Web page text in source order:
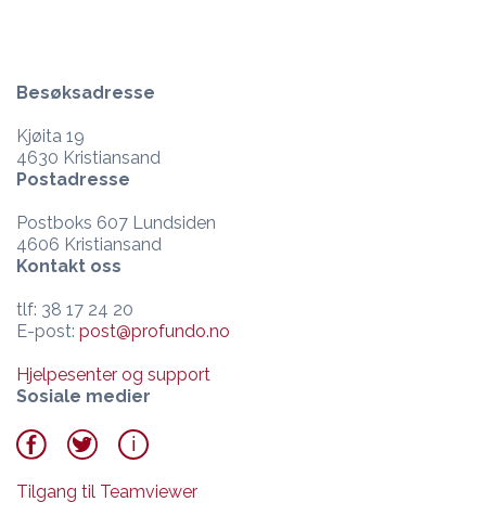
Besøksadresse
Kjøita 19
4630 Kristiansand
Postadresse
Postboks 607 Lundsiden
4606 Kristiansand
Kontakt oss
tlf: 38 17 24 20
E-post: post@profundo.no
Hjelpesenter og support
Sosiale medier
Tilgang til Teamviewer